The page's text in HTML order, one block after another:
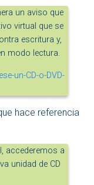
un aviso que
virtual que se
escritura y,
modo lectura.
hace referencia
accederemos a
unidad de CD